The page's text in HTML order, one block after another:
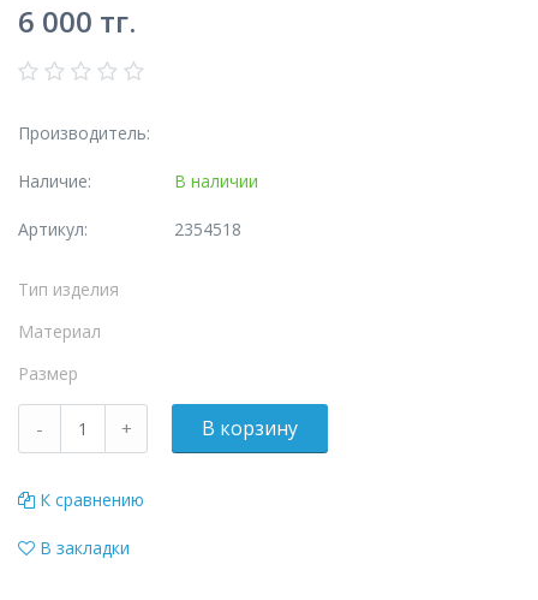
6 000 тг.
Производитель:
Наличие: В наличии
Артикул: 2354518
Тип изделия
Материал
Размер
К сравнению
В закладки